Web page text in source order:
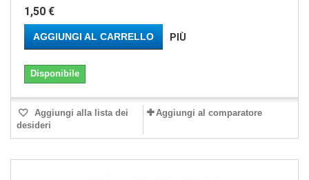
1,50 €
AGGIUNGI AL CARRELLO PIÙ
Disponibile
Aggiungi alla lista dei
desideri
Aggiungi al comparatore